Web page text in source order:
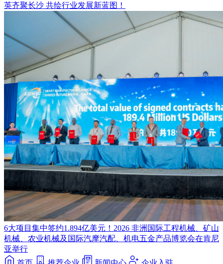
英齐聚长沙 共绘行业发展新蓝图！
6大项目集中签约1.894亿美元！2026 非洲国际工程机械、矿山
机械、农业机械及国际汽摩汽配、机电五金产品博览会在肯尼
亚举行